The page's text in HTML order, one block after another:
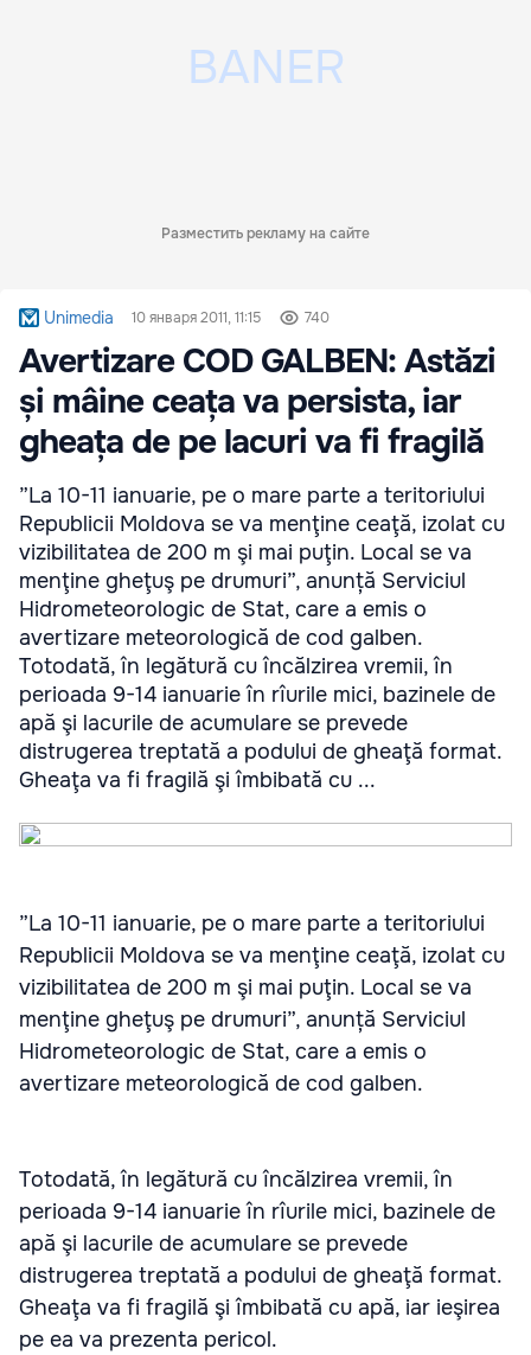
Разместить рекламу на сайте
Unimedia 10 января 2011, 11:15 740
Avertizare COD GALBEN: Astăzi
și mâine ceața va persista, iar
gheața de pe lacuri va fi fragilă
”La 10-11 ianuarie, pe o mare parte a teritoriului
Republicii Moldova se va menţine ceaţă, izolat cu
vizibilitatea de 200 m şi mai puţin. Local se va
menţine gheţuş pe drumuri”, anunță Serviciul
Hidrometeorologic de Stat, care a emis o
avertizare meteorologică de cod galben.
Totodată, în legătură cu încălzirea vremii, în
perioada 9-14 ianuarie în rîurile mici, bazinele de
apă şi lacurile de acumulare se prevede
distrugerea treptată a podului de gheaţă format.
Gheaţa va fi fragilă şi îmbibată cu ...
”La 10-11 ianuarie, pe o mare parte a teritoriului
Republicii Moldova se va menţine ceaţă, izolat cu
vizibilitatea de 200 m şi mai puţin. Local se va
menţine gheţuş pe drumuri”, anunță Serviciul
Hidrometeorologic de Stat, care a emis o
avertizare meteorologică de cod galben.
Totodată, în legătură cu încălzirea vremii, în
perioada 9-14 ianuarie în rîurile mici, bazinele de
apă şi lacurile de acumulare se prevede
distrugerea treptată a podului de gheaţă format.
Gheaţa va fi fragilă şi îmbibată cu apă, iar ieşirea
pe ea va prezenta pericol.